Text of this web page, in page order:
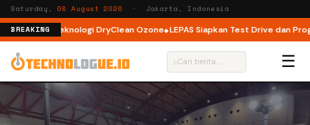
Saturday,08 August 2026 · Jakarta, Indonesia
BREAKING
dengan Teknologi DryClean Ozone LEPAS Siapkan Test Drive dan
⌕ ☰